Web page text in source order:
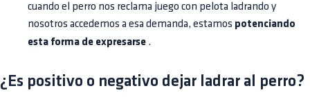
cuando el perro nos reclama juego con pelota ladrando y
nosotros accedemos a esa demanda, estamos potenciando
esta forma de expresarse .
¿Es positivo o negativo dejar ladrar al perro?